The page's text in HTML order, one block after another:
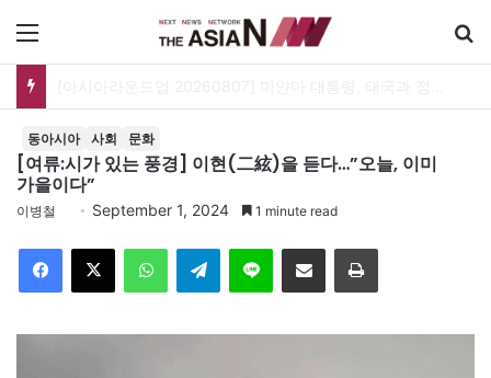
동아시아 사회 문화
[여류:시가 있는 풍경] 이현(二絃)을 듣다…”오늘, 이미
가을이다”
이병철 September 1, 2024 1 minute read
Telegram 이메일